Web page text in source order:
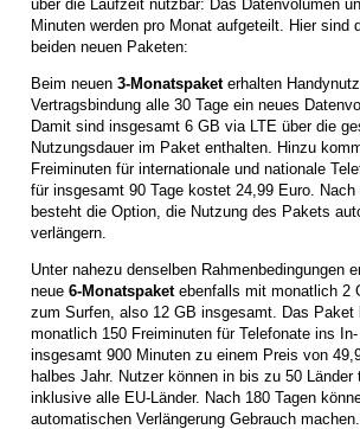
über die Laufzeit nutzbar: Das Datenvolumen
Minuten werden pro Monat aufgeteilt. Hier sind
beiden neuen Paketen:
Beim neuen 3-Monatspaketerhalten
Vertragsbindung alle 30 Tage ein neues
Damit sind insgesamt 6 GB via LTE über die
Nutzungsdauer im Paket enthalten. Hinzu
Freiminuten für internationale und nationale
für insgesamt 90 Tage kostet 24,99 Euro. Nach
besteht die Option, die Nutzung des Pakets
verlängern.
Unter nahezu denselben Rahmenbedingungen
neue 6-Monatspaketebenfalls mit monatlich 2
zum Surfen, also 12 GB insgesamt. Das Paket
monatlich 150 Freiminuten für Telefonate ins
insgesamt 900 Minuten zu einem Preis von
halbes Jahr. Nutzer können in bis zu 50 Länder
inklusive alle EU-Länder. Nach 180 Tagen
automatischen Verlängerung Gebrauch machen.